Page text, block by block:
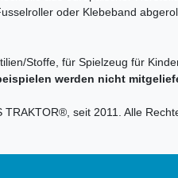
oder Klebeband
Stoffe, für Spielzeug für
werden nicht
seit 2011. Alle